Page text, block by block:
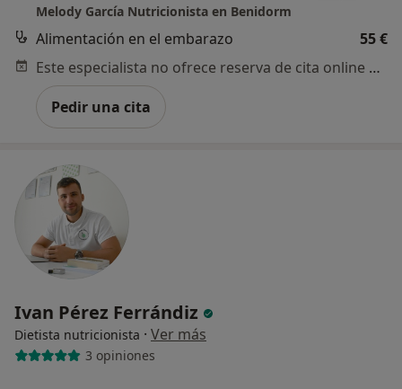
Melody García Nutricionista en Benidorm
Alimentación en el embarazo
55 €
Este especialista no ofrece reserva de cita online en esta dirección.
Pedir una cita
Ivan Pérez Ferrándiz
Dietista nutricionista · Ver más
3 opiniones